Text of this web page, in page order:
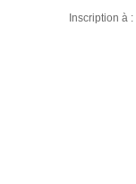
Inscription à :